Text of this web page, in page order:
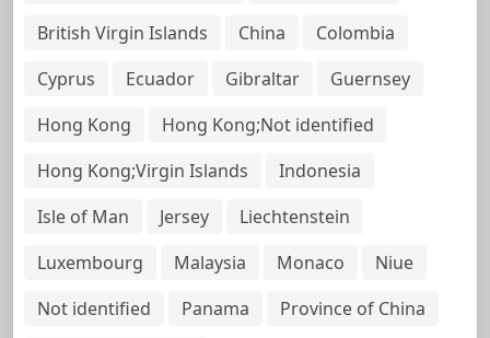
British Virgin Islands
China
Colombia
Cyprus
Ecuador Gibraltar
Guernsey
Hong Kong
Hong Kong;Not identified
Hong Kong;Virgin Islands
Indonesia
Isle of Man
Jersey
Liechtenstein
Luxembourg
Malaysia Monaco
Niue
Not identified
Panama
Province of China